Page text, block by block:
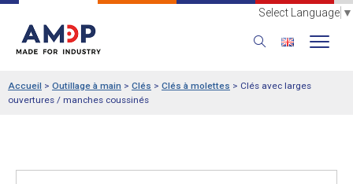
Select Language ▼
Accueil > Outillage à main > Clés > Clés à molettes > Clés avec larges
ouvertures / manches coussinés